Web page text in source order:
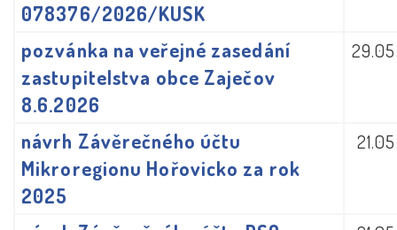
078376/2026/KUSK
pozvánka na veřejné zasedání
zastupitelstva obce Zaječov
8.6.2026
návrh Závěrečného účtu
Mikroregionu Hořovicko za rok
2025